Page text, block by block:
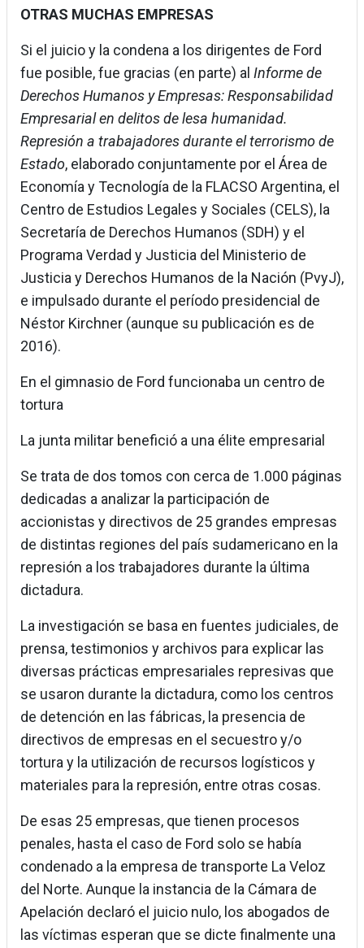
OTRAS MUCHAS EMPRESAS
Si el juicio y la condena a los dirigentes de Ford
fue posible, fue gracias (en parte) al Informe de
Derechos Humanos y Empresas: Responsabilidad
Empresarial en delitos de lesa humanidad.
Represión a trabajadores durante el terrorismo de
Estado, elaborado conjuntamente por el Área de
Economía y Tecnología de la FLACSO Argentina, el
Centro de Estudios Legales y Sociales (CELS), la
Secretaría de Derechos Humanos (SDH) y el
Programa Verdad y Justicia del Ministerio de
Justicia y Derechos Humanos de la Nación (PvyJ),
e impulsado durante el período presidencial de
Néstor Kirchner (aunque su publicación es de
2016).
En el gimnasio de Ford funcionaba un centro de
tortura
La junta militar benefició a una élite empresarial
Se trata de dos tomos con cerca de 1.000 páginas
dedicadas a analizar la participación de
accionistas y directivos de 25 grandes empresas
de distintas regiones del país sudamericano en la
represión a los trabajadores durante la última
dictadura.
La investigación se basa en fuentes judiciales, de
prensa, testimonios y archivos para explicar las
diversas prácticas empresariales represivas que
se usaron durante la dictadura, como los centros
de detención en las fábricas, la presencia de
directivos de empresas en el secuestro y/o
tortura y la utilización de recursos logísticos y
materiales para la represión, entre otras cosas.
De esas 25 empresas, que tienen procesos
penales, hasta el caso de Ford solo se había
condenado a la empresa de transporte La Veloz
del Norte. Aunque la instancia de la Cámara de
Apelación declaró el juicio nulo, los abogados de
las víctimas esperan que se dicte finalmente una